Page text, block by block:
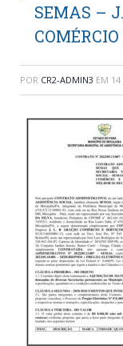
SEMAS –
POR CR2-ADMIN3 EM 14